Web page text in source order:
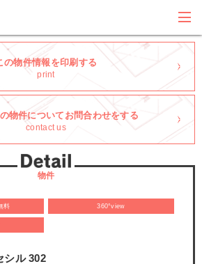
の物件情報を印刷する
print
物件についてお問合わせをする
contact us
物件
料 360°view
シル 302